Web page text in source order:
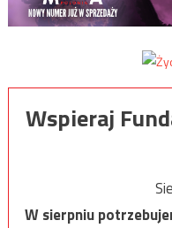
Wspieraj
W sierpniu